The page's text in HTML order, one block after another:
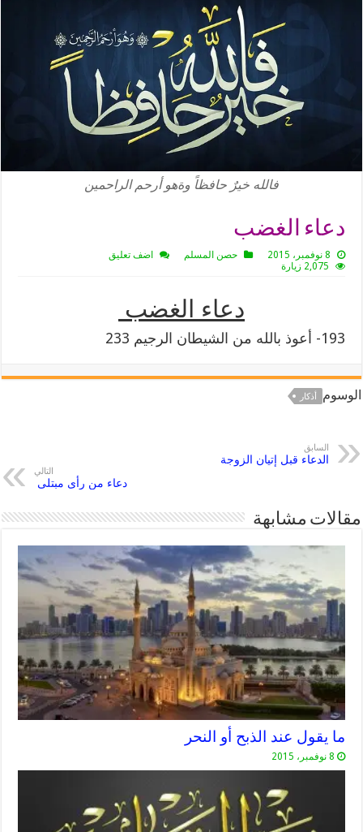
فالله خيرٌ حافظاً وةهو أرحم الراحمين
دعاء الغضب
8 نوفمبر، 2015 حصن المسلم
اضف تعليق
2,075 زيارة
دعاء الغضب
193- أعوذ بالله من الشيطان الرجيم 233
الوسوم أذكار
السابق
الدعاء قبل إتيان الزوجة
التالي
دعاء من رأى مبتلى
مقالات مشابهة
ما يقول عند الذبح أو النحر
8 نوفمبر، 2015